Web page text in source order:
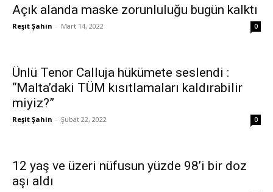
Açık alanda maske zorunluluğu bugün kalktı
Reşit Şahin - Mart 14, 2022 0
Ünlü Tenor Calluja hükümete seslendi :
“Malta’daki TÜM kısıtlamaları kaldırabilir
miyiz?”
Reşit Şahin - Şubat 22, 2022 0
12 yaş ve üzeri nüfusun yüzde 98’i bir doz
aşı aldı